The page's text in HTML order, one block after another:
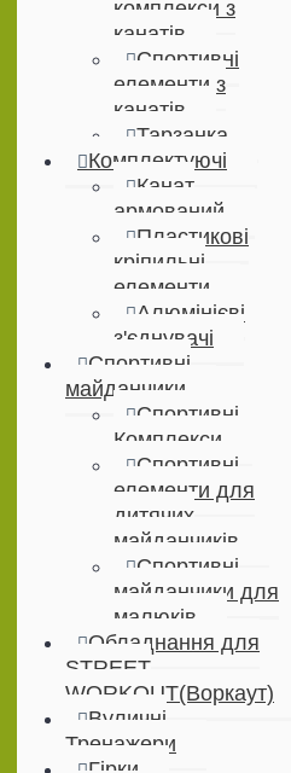
комплекси з
канатів
Спортивні
елементи з
канатів
Тарзанка
Комплектуючі
Канат
армований
Пластикові
кріпильні
елементи
Алюмінієві
з'єднувачі
Спортивні
майданчики
Спортивні
Комплекси
Спортивні
елементи для
дитячих
майданчиків
Спортивні
майданчики для
малюків
Обладнання для
STREET
WORKOUT(Воркаут)
Вуличні
Тренажери